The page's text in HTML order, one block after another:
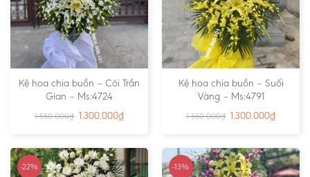
Kệ hoa chia buồn – Cõi Trần
Gian – Ms:4724
1.550.000₫ 1.300.000₫
Kệ hoa chia buồn – Suối
Vàng – Ms:4791
1.550.000₫ 1.300.000₫
-22% -13%